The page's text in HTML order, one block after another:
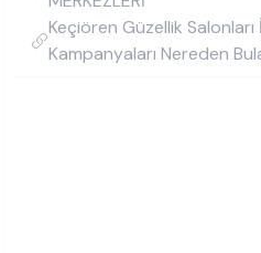
Keçiören Güzellik
Kampanyaları Nereden